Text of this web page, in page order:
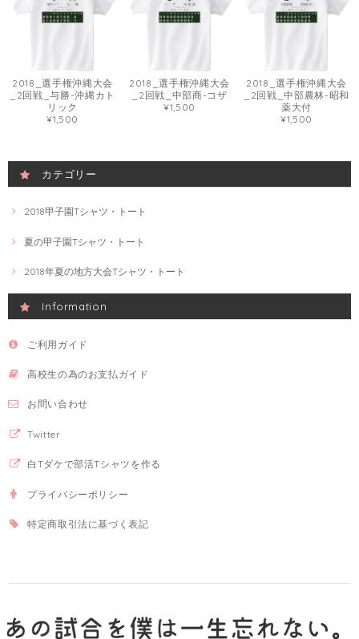
2018_選手権沖縄大会
_2回戦_与勝-沖縄カト
リック
¥1,500
2018_選手権沖縄大会
_2回戦_中部商-コザ
¥1,500
2018_選手権沖縄大会
_2回戦_中部農林-昭和
薬大付
¥1,500
カテゴリー
2018甲子園Tシャツ・トート
夏の甲子園Tシャツ・トート
2018年夏の地方大会Tシャツ・トート
Information
ご利用ガイド
高校生の為のお支払ガイド
お問い合わせ
Twitter
白Tダケで部活Tシャツを作る
プライバシーポリシー
特定商取引法に基づく表記